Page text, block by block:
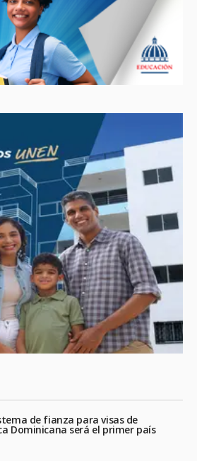
de fianza para visas de
Dominicana será el primer país